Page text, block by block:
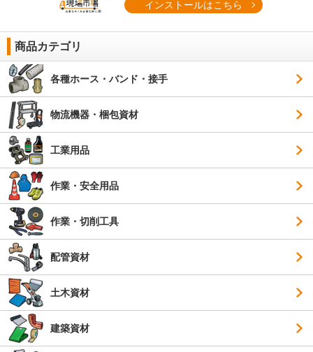
インストールはこちら
商品カテゴリ
各種ホース・バンド・接手
物流機器・梱包資材
工業用品
作業・安全用品
作業・切削工具
配管資材
土木資材
建築資材